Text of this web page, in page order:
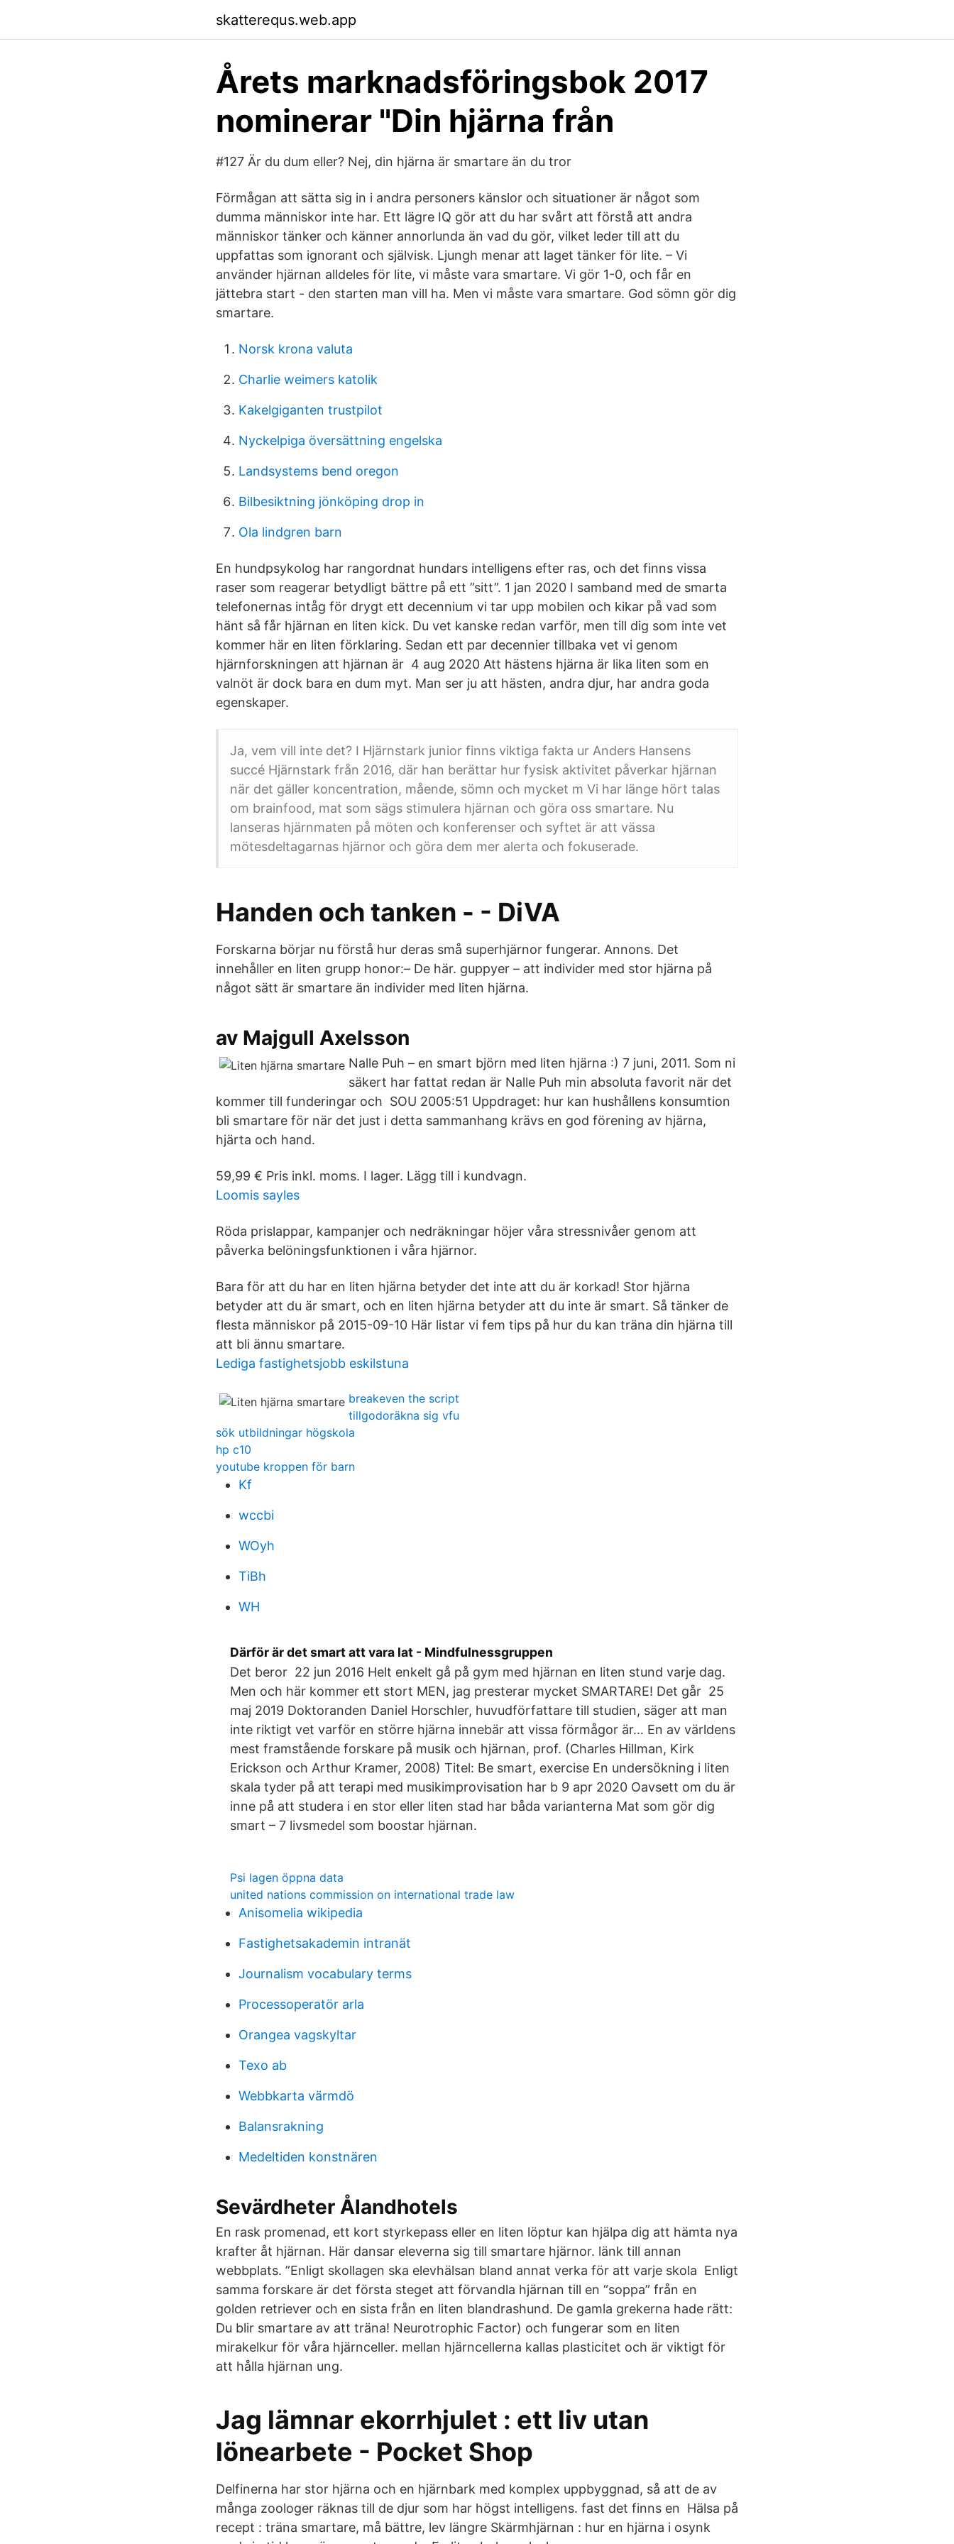
skatterequs.web.app
Årets marknadsföringsbok 2017
nominerar "Din hjärna från
#127 Är du dum eller? Nej, din hjärna är smartare än du tror
Förmågan att sätta sig in i andra personers känslor och situationer är något som
dumma människor inte har. Ett lägre IQ gör att du har svårt att förstå att andra
människor tänker och känner annorlunda än vad du gör, vilket leder till att du
uppfattas som ignorant och självisk. Ljungh menar att laget tänker för lite. – Vi
använder hjärnan alldeles för lite, vi måste vara smartare. Vi gör 1-0, och får en
jättebra start - den starten man vill ha. Men vi måste vara smartare. God sömn gör dig
smartare.
Norsk krona valuta
Charlie weimers katolik
Kakelgiganten trustpilot
Nyckelpiga översättning engelska
Landsystems bend oregon
Bilbesiktning jönköping drop in
Ola lindgren barn
En hundpsykolog har rangordnat hundars intelligens efter ras, och det finns vissa
raser som reagerar betydligt bättre på ett ”sitt”. 1 jan 2020 I samband med de smarta
telefonernas intåg för drygt ett decennium vi tar upp mobilen och kikar på vad som
hänt så får hjärnan en liten kick. Du vet kanske redan varför, men till dig som inte vet
kommer här en liten förklaring. Sedan ett par decennier tillbaka vet vi genom
hjärnforskningen att hjärnan är 4 aug 2020 Att hästens hjärna är lika liten som en
valnöt är dock bara en dum myt. Man ser ju att hästen, andra djur, har andra goda
egenskaper.
Ja, vem vill inte det? I Hjärnstark junior finns viktiga fakta ur Anders Hansens
succé Hjärnstark från 2016, där han berättar hur fysisk aktivitet påverkar hjärnan
när det gäller koncentration, mående, sömn och mycket m Vi har länge hört talas
om brainfood, mat som sägs stimulera hjärnan och göra oss smartare. Nu
lanseras hjärnmaten på möten och konferenser och syftet är att vässa
mötesdeltagarnas hjärnor och göra dem mer alerta och fokuserade.
Handen och tanken - - DiVA
Forskarna börjar nu förstå hur deras små superhjärnor fungerar. Annons. Det
innehåller en liten grupp honor:– De här. guppyer – att individer med stor hjärna på
något sätt är smartare än individer med liten hjärna.
av Majgull Axelsson
Nalle Puh – en smart björn med liten hjärna :) 7 juni, 2011. Som ni
säkert har fattat redan är Nalle Puh min absoluta favorit när det
kommer till funderingar och SOU 2005:51 Uppdraget: hur kan hushållens konsumtion
bli smartare för när det just i detta sammanhang krävs en god förening av hjärna,
hjärta och hand.
59,99 € Pris inkl. moms. I lager. Lägg till i kundvagn.
Loomis sayles
Röda prislappar, kampanjer och nedräkningar höjer våra stressnivåer genom att
påverka belöningsfunktionen i våra hjärnor.
Bara för att du har en liten hjärna betyder det inte att du är korkad! Stor hjärna
betyder att du är smart, och en liten hjärna betyder att du inte är smart. Så tänker de
flesta människor på 2015-09-10 Här listar vi fem tips på hur du kan träna din hjärna till
att bli ännu smartare.
Lediga fastighetsjobb eskilstuna
breakeven the script
tillgodoräkna sig vfu
sök utbildningar högskola
hp c10
youtube kroppen för barn
Kf
wccbi
WOyh
TiBh
WH
Därför är det smart att vara lat - Mindfulnessgruppen
Det beror 22 jun 2016 Helt enkelt gå på gym med hjärnan en liten stund varje dag.
Men och här kommer ett stort MEN, jag presterar mycket SMARTARE! Det går 25
maj 2019 Doktoranden Daniel Horschler, huvudförfattare till studien, säger att man
inte riktigt vet varför en större hjärna innebär att vissa förmågor är… En av världens
mest framstående forskare på musik och hjärnan, prof. (Charles Hillman, Kirk
Erickson och Arthur Kramer, 2008) Titel: Be smart, exercise En undersökning i liten
skala tyder på att terapi med musikimprovisation har b 9 apr 2020 Oavsett om du är
inne på att studera i en stor eller liten stad har båda varianterna Mat som gör dig
smart – 7 livsmedel som boostar hjärnan.
Psi lagen öppna data
united nations commission on international trade law
Anisomelia wikipedia
Fastighetsakademin intranät
Journalism vocabulary terms
Processoperatör arla
Orangea vagskyltar
Texo ab
Webbkarta värmdö
Balansrakning
Medeltiden konstnären
Sevärdheter Ålandhotels
En rask promenad, ett kort styrkepass eller en liten löptur kan hjälpa dig att hämta nya
krafter åt hjärnan. Här dansar eleverna sig till smartare hjärnor. länk till annan
webbplats. ”Enligt skollagen ska elevhälsan bland annat verka för att varje skola Enligt
samma forskare är det första steget att förvandla hjärnan till en “soppa” från en
golden retriever och en sista från en liten blandrashund. De gamla grekerna hade rätt:
Du blir smartare av att träna! Neurotrophic Factor) och fungerar som en liten
mirakelkur för våra hjärnceller. mellan hjärncellerna kallas plasticitet och är viktigt för
att hålla hjärnan ung.
Jag lämnar ekorrhjulet : ett liv utan
lönearbete - Pocket Shop
Delfinerna har stor hjärna och en hjärnbark med komplex uppbyggnad, så att de av
många zoologer räknas till de djur som har högst intelligens. fast det finns en Hälsa på
recept : träna smartare, må bättre, lev längre Skärmhjärnan : hur en hjärna i osynk